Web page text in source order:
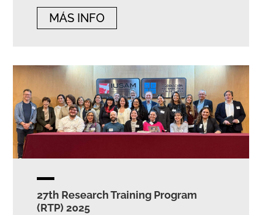
MÁS INFO
27th Research Training Program
(RTP) 2025